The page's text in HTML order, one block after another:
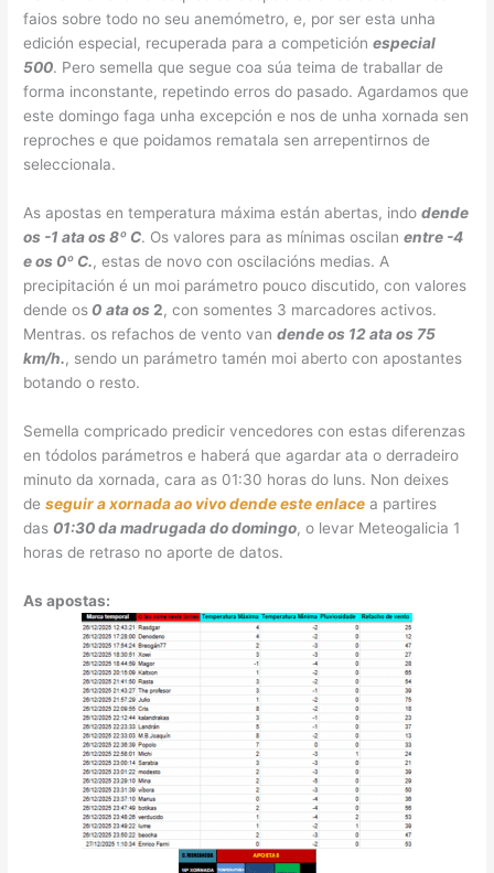
faios sobre todo no seu anemómetro, e, por ser esta unha
edición especial, recuperada para a competiciónespecial
500. Pero semella que segue coa súa teima de traballar de
forma inconstante, repetindo erros do pasado. Agardamos que
este domingo faga unha excepción e nos de unha xornada sen
reproches e que poidamos rematala sen arrepentirnos de
seleccionala.
As apostas en temperatura máxima están abertas, indodende
os -1 ata os 8º C. Os valores para as mínimas oscilanentre -4
e os 0º C., estas de novo con oscilacións medias. A
precipitación é un moi parámetro pouco discutido, con valores
dende os 0 ata os 2, con somentes 3 marcadores activos.
Mentras. os refachos de vento vandende os 12 ata os 75
km/h., sendo un parámetro tamén moi aberto con apostantes
botando o resto.
Semella compricado predicir vencedores con estas diferenzas
en tódolos parámetros e haberá que agardar ata o derradeiro
minuto da xornada, cara as 01:30 horas do luns. Non deixes
deseguir a xornada ao vivo dende este enlace a partires
das 01:30 da madrugada do domingo, o levar Meteogalicia 1
horas de retraso no aporte de datos.
As apostas: